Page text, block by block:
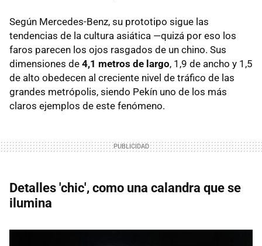
Según Mercedes-Benz, su prototipo sigue las
tendencias de la cultura asiática —quizá por eso los
faros parecen los ojos rasgados de un chino. Sus
dimensiones de 4,1 metros de largo, 1,9 de ancho y 1,5
de alto obedecen al creciente nivel de tráfico de las
grandes metrópolis, siendo Pekín uno de los más
claros ejemplos de este fenómeno.
Detalles 'chic', como una calandra que se
ilumina